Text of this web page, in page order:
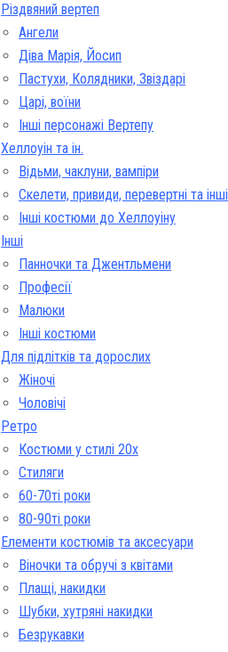
Різдвяний вертеп
Ангели
Діва Марія, Йосип
Пастухи, Колядники, Звіздарі
Царі, воїни
Інші персонажі Вертепу
Хеллоуін та ін.
Відьми, чаклуни, вампіри
Скелети, привиди, перевертні та інші
Інші костюми до Хеллоуіну
Інші
Панночки та Джентльмени
Професії
Малюки
Інші костюми
Для підлітків та дорослих
Жіночі
Чоловічі
Ретро
Костюми у стилі 20х
Стиляги
60-70ті роки
80-90ті роки
Елементи костюмів та аксесуари
Віночки та обручі з квітами
Плащі, накидки
Шубки, хутряні накидки
Безрукавки